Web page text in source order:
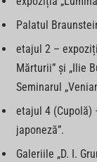
Palatul
etajul 2 –
Mărturii” și „Ilie
Seminarul
etajul 4 (Cupolă)
japoneză”.
Galeriile „D. I.